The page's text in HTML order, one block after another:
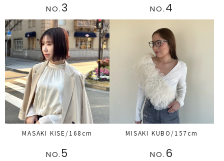
NO.3
MASAKI KISE/168cm
NO.4
MISAKI KUBO/157cm
NO.5 NO. 6